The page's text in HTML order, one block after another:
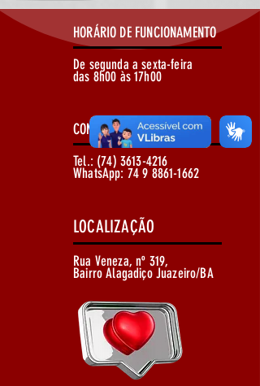
HORÁRIO DE FUNCIONAMENTO
De segunda a sexta-feira
das 8h00 às 17h00
CONTATOS
Tel.: (74) 3613-4216
WhatsApp: 74 9 8861-1662
LOCALIZAÇÃO
Rua Veneza, nº 319,
Bairro Alagadiço Juazeiro/BA